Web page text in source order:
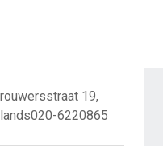
19,
6220865